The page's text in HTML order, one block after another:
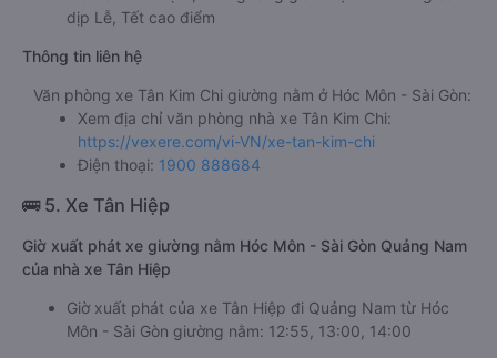
dịp Lễ, Tết cao điểm
Thông tin liên hệ
Văn phòng xe Tân Kim Chi giường nằm ở Hóc Môn - Sài Gòn:
Xem địa chỉ văn phòng nhà xe Tân Kim Chi:
https://vexere.com/vi-VN/xe-tan-kim-chi
Điện thoại: 1900 888684
🚌 5. Xe Tân Hiệp
Giờ xuất phát xe giường nằm Hóc Môn - Sài Gòn Quảng Nam
của nhà xe Tân Hiệp
Giờ xuất phát của xe Tân Hiệp đi Quảng Nam từ Hóc
Môn - Sài Gòn giường nằm: 12:55, 13:00, 14:00